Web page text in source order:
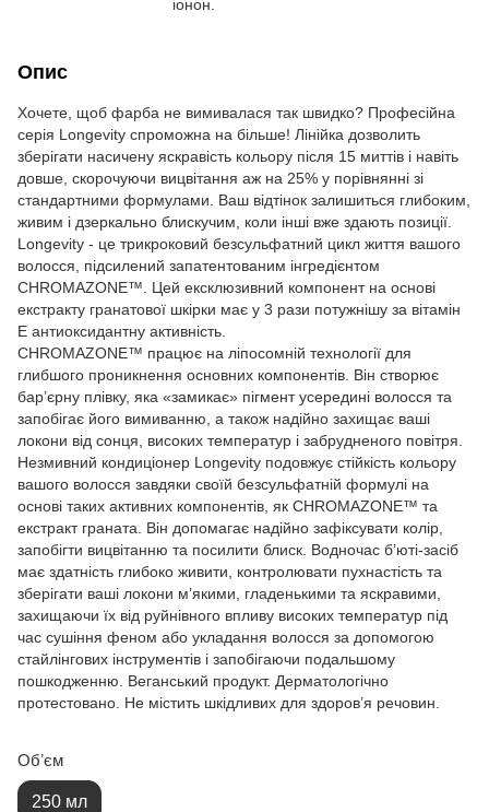
іонон.
Опис
Хочете, щоб фарба не вимивалася так швидко? Професійна
серія Longevity спроможна на більше! Лінійка дозволить
зберігати насичену яскравість кольору після 15 миттів і навіть
довше, скорочуючи вицвітання аж на 25% у порівнянні зі
стандартними формулами. Ваш відтінок залишиться глибоким,
живим і дзеркально блискучим, коли інші вже здають позиції.
Longevity - це трикроковий безсульфатний цикл життя вашого
волосся, підсилений запатентованим інгредієнтом
CHROMAZONE™. Цей ексклюзивний компонент на основі
екстракту гранатової шкірки має у 3 рази потужнішу за вітамін
Е антиоксидантну активність.
CHROMAZONE™ працює на ліпосомній технології для
глибшого проникнення основних компонентів. Він створює
бар’єрну плівку, яка «замикає» пігмент усередині волосся та
запобігає його вимиванню, а також надійно захищає ваші
локони від сонця, високих температур і забрудненого повітря.
Незмивний кондиціонер Longevity подовжує стійкість кольору
вашого волосся завдяки своїй безсульфатній формулі на
основі таких активних компонентів, як CHROMAZONE™ та
екстракт граната. Він допомагає надійно зафіксувати колір,
запобігти вицвітанню та посилити блиск. Водночас б’юті-засіб
має здатність глибоко живити, контролювати пухнастість та
зберігати ваші локони м’якими, гладенькими та яскравими,
захищаючи їх від руйнівного впливу високих температур під
час сушіння феном або укладання волосся за допомогою
стайлінгових інструментів і запобігаючи подальшому
пошкодженню. Веганський продукт. Дерматологічно
протестовано. Не містить шкідливих для здоров’я речовин.
Обʼєм
250 мл